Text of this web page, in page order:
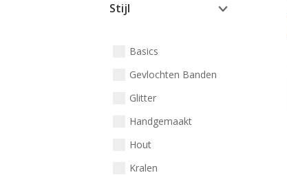
Stijl
Basics
Gevlochten Banden
Glitter
Handgemaakt
Hout
Kralen